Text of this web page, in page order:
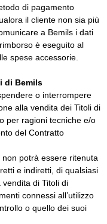
di pagamento
il cliente non sia più
a Bemils i dati
è eseguito al
spese accessorie.
di Bemils
o interrompere
alla vendita dei Titoli di
per ragioni tecniche e/o
del Contratto
potrà essere ritenuta
e indiretti, di qualsiasi
di Titoli di
connessi all’utilizzo
o quello dei suoi